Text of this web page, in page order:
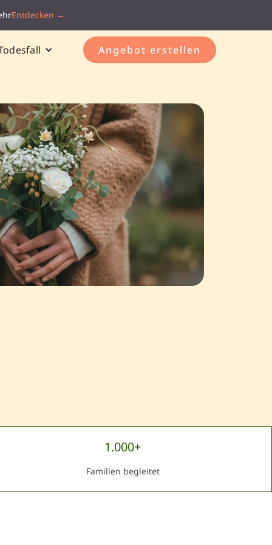
Entdecken →
Angebot erstellen
1.000+
Familien begleitet